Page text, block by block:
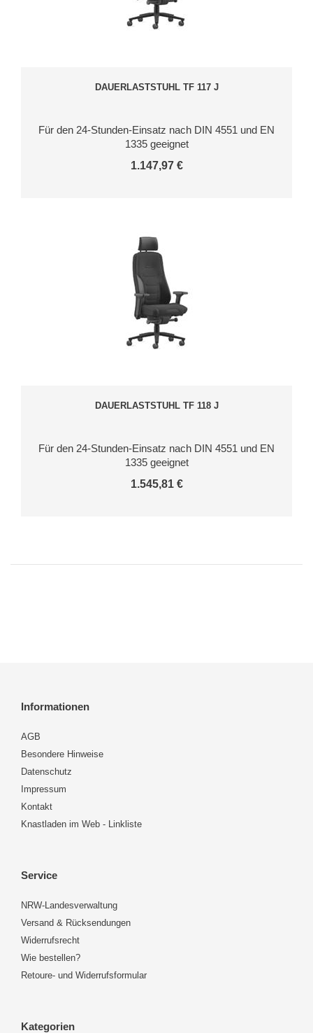
DAUERLASTSTUHL TF 117 J
Für den 24-Stunden-Einsatz nach DIN 4551 und EN
1335 geeignet
1.147,97 €
DAUERLASTSTUHL TF 118 J
Für den 24-Stunden-Einsatz nach DIN 4551 und EN
1335 geeignet
1.545,81 €
Informationen
AGB
Besondere Hinweise
Datenschutz
Impressum
Kontakt
Knastladen im Web - Linkliste
Service
NRW-Landesverwaltung
Versand & Rücksendungen
Widerrufsrecht
Wie bestellen?
Retoure- und Widerrufsformular
Kategorien